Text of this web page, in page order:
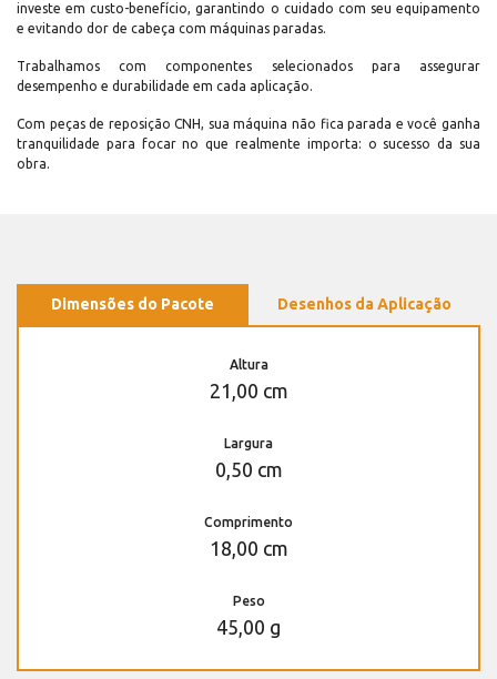
investe em custo-benefício, garantindo o cuidado com seu equipamento
e evitando dor de cabeça com máquinas paradas.
Trabalhamos com componentes selecionados para assegurar
desempenho e durabilidade em cada aplicação.
Com peças de reposição CNH, sua máquina não fica parada e você ganha
tranquilidade para focar no que realmente importa: o sucesso da sua
obra.
Dimensões do Pacote Desenhos da Aplicação
Altura
21,00 cm
Largura
0,50 cm
Comprimento
18,00 cm
Peso
45,00 g